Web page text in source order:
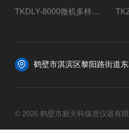
TKDLY-8000微机多样测硫仪自动定硫仪化验室硫含量测定
鹤壁市淇滨区黎阳路街道
© 2026 鹤壁市新天科煤质仪器有